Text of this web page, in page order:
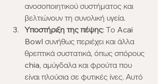
ανοσοποιητικού συστήματος και
βελτιώνουν τη συνολική υγεία.
Υποστήριξη της πέψης: Το Acai
Bowl συνήθως περιέχει και άλλα
θρεπτικά συστατικά, όπως σπόρους
chia, αμύγδαλα και φρούτα που
είναι πλούσια σε φυτικές ίνες. Αυτό